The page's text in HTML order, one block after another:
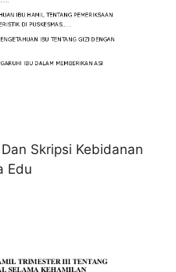
Skripsi Kebidanan
Edu